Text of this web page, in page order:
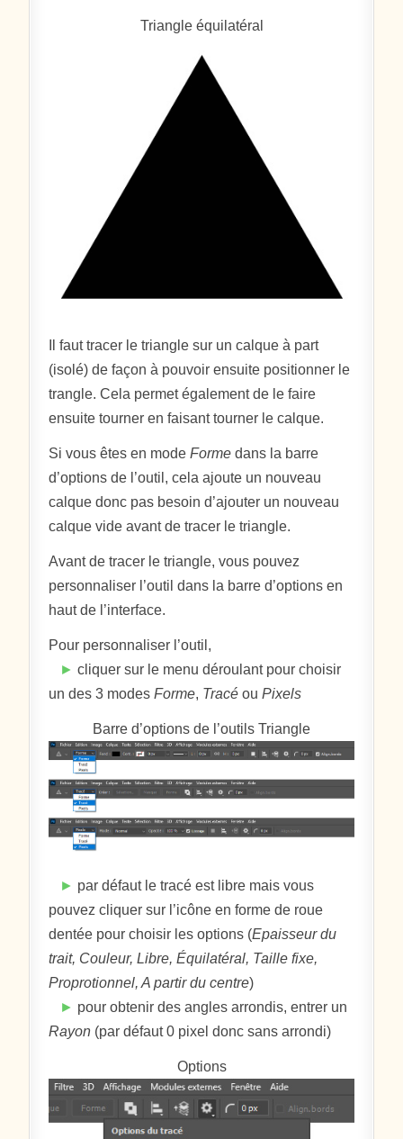
Triangle équilatéral
Il faut tracer le triangle sur un calque à part
(isolé) de façon à pouvoir ensuite positionner le
trangle. Cela permet également de le faire
ensuite tourner en faisant tourner le calque.
Si vous êtes en modeForme dans la barre
d’options de l’outil, cela ajoute un nouveau
calque donc pas besoin d’ajouter un nouveau
calque vide avant de tracer le triangle.
Avant de tracer le triangle, vous pouvez
personnaliser l’outil dans la barre d’options en
haut de l’interface.
Pour personnaliser l’outil,
► cliquer sur le menu déroulant pour choisir
un des 3 modesForme, Tracé ouPixels
Barre d’options de l’outils Triangle
► par défaut le tracé est libre mais vous
pouvez cliquer sur l’icône en forme de roue
dentée pour choisir les options (Epaisseur du
trait, Couleur, Libre, Équilatéral, Taille fixe,
Proprotionnel, A partir du centre)
► pour obtenir des angles arrondis, entrer un
Rayon (par défaut 0 pixel donc sans arrondi)
Options